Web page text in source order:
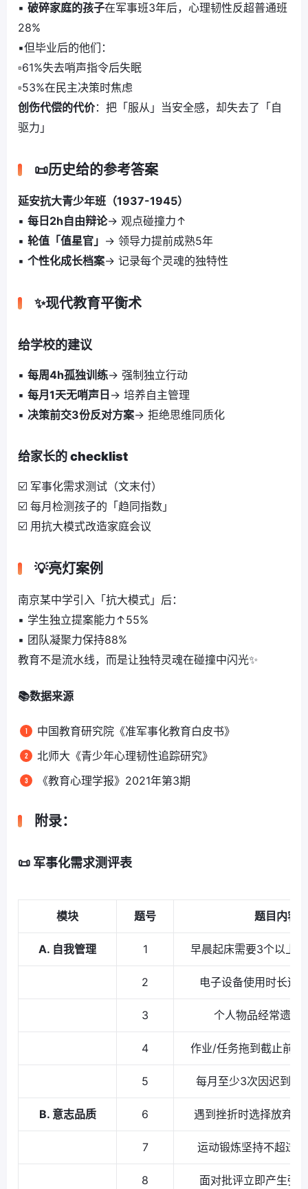
▪️ 破碎家庭的孩子在军事班3年后，心理韧性反超普通班
28%
▪️但毕业后的他们：
▫️61%失去哨声指令后失眠
▫️53%在民主决策时焦虑
创伤代偿的代价：把「服从」当安全感，却失去了「自
驱力」
📜历史给的参考答案
延安抗大青少年班（1937-1945）
▪️ 每日2h自由辩论→ 观点碰撞力↑
▪️ 轮值「值星官」 → 领导力提前成熟5年
▪️ 个性化成长档案→ 记录每个灵魂的独特性
✨现代教育平衡术
给学校的建议
▪️ 每周4h孤独训练→ 强制独立行动
▪️ 每月1天无哨声日 → 培养自主管理
▪️ 决策前交3份反对方案→ 拒绝思维同质化
给家长的 checklist
☑️ 军事化需求测试（文末付）
☑️ 每月检测孩子的「趋同指数」
☑️ 用抗大模式改造家庭会议
💡亮灯案例
南京某中学引入「抗大模式」后：
▪️ 学生独立提案能力↑55%
▪️ 团队凝聚力保持88%
教育不是流水线，而是让独特灵魂在碰撞中闪光✨
📚数据来源
中国教育研究院《准军事化教育白皮书》
北师大《青少年心理韧性追踪研究》
《教育心理学报》2021年第3期
附录：
📜 军事化需求测评表
模块 题号 题目内容
A. 自我管理 1 早晨起床需要3个以上
2 电子设备使用时长远
3 个人物品经常遗失
4 作业/任务拖到截止前
5 每月至少3次因迟到错
B. 意志品质 6 遇到挫折时选择放弃而
7 运动锻炼坚持不超过1
8 面对批评立即产生强